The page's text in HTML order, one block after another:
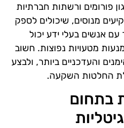
פורומים ורשתות חברתיות
מנוסים, שיכולים לספק
עם אנשים בעלי ידע יכול
מטעויות נפוצות. חשוב
והעדכניים ביותר, ולבצע
החלטות השקעה.
בתחום